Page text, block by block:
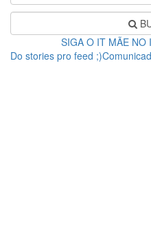
SIGA O IT MÃE NO
Do stories pro feed